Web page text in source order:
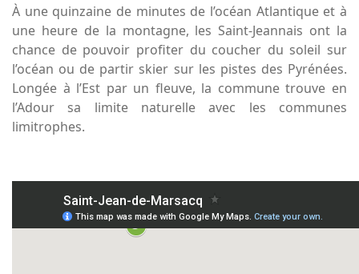
À une quinzaine de minutes de l’océan Atlantique et à
une heure de la montagne, les Saint-Jeannais ont la
chance de pouvoir profiter du coucher du soleil sur
l’océan ou de partir skier sur les pistes des Pyrénées.
Longée à l’Est par un fleuve, la commune trouve en
l’Adour sa limite naturelle avec les communes
limitrophes.